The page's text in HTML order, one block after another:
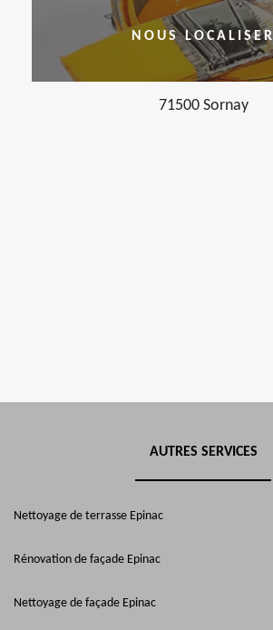
NOUS LOCALISER
71500 Sornay
AUTRES SERVICES
Nettoyage de terrasse Epinac
Rénovation de façade Epinac
Nettoyage de façade Epinac